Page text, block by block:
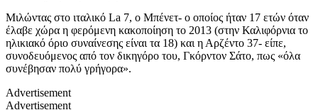
Μιλώντας στο ιταλικό La 7, ο Μπένετ- ο οποίος ήταν 17 ετών όταν
έλαβε χώρα η φερόμενη κακοποίηση το 2013 (στην Καλιφόρνια το
ηλικιακό όριο συναίνεσης είναι τα 18) και η Αρζέντο 37- είπε,
συνοδευόμενος από τον δικηγόρο του, Γκόρντον Σάτο, πως «όλα
συνέβησαν πολύ γρήγορα».
Advertisement
Advertisement